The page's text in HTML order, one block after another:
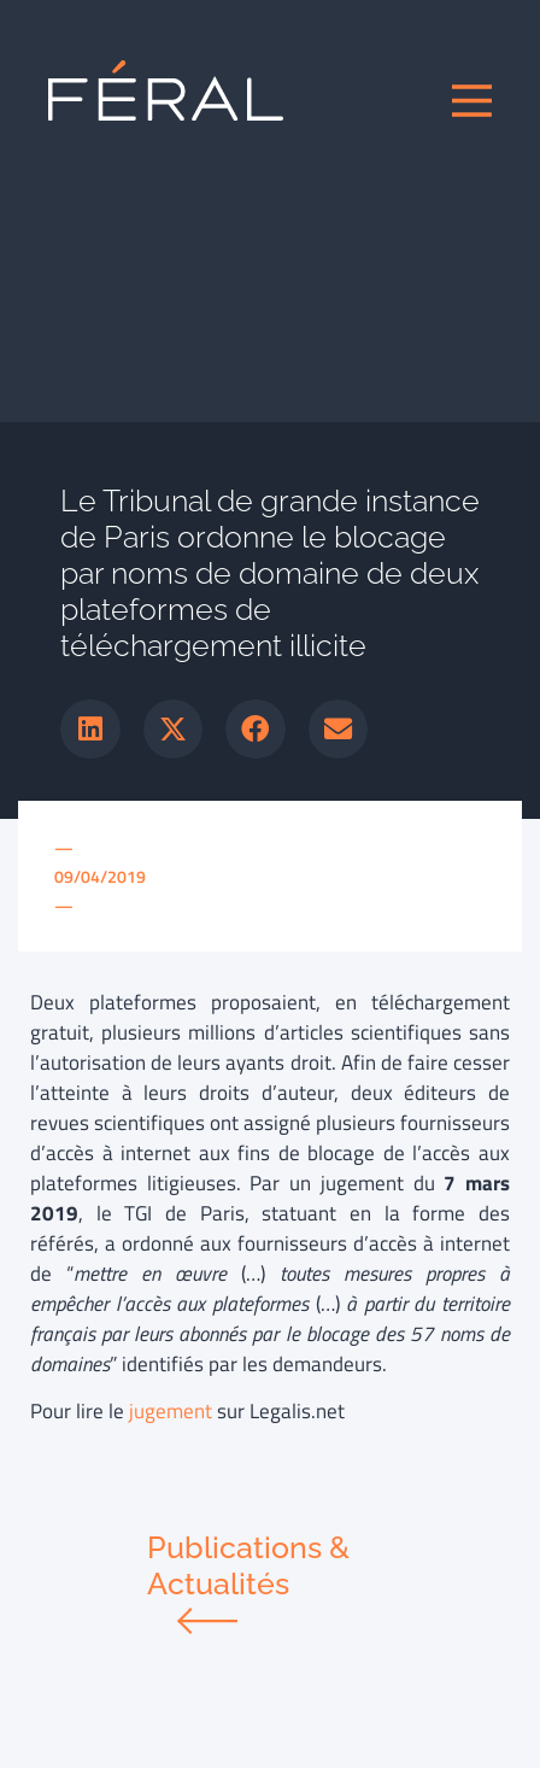
Le Tribunal de grande instance
de Paris ordonne le blocage
par noms de domaine de deux
plateformes de
téléchargement illicite
—
09/04/2019
—
Deux plateformes proposaient, en téléchargement
gratuit, plusieurs millions d’articles scientifiques sans
l’autorisation de leurs ayants droit. Afin de faire cesser
l’atteinte à leurs droits d’auteur, deux éditeurs de
revues scientifiques ont assigné plusieurs fournisseurs
d’accès à internet aux fins de blocage de l’accès aux
plateformes litigieuses. Par un jugement du 7 mars
2019, le TGI de Paris, statuant en la forme des
référés, a ordonné aux fournisseurs d’accès à internet
de “mettre en œuvre (…) toutes mesures propres à
empêcher l’accès aux plateformes (…)à partir du territoire
français par leurs abonnés par le blocage des 57 noms de
domaines” identifiés par les demandeurs.
Pour lire lejugementsur Legalis.net
Publications &
Actualités